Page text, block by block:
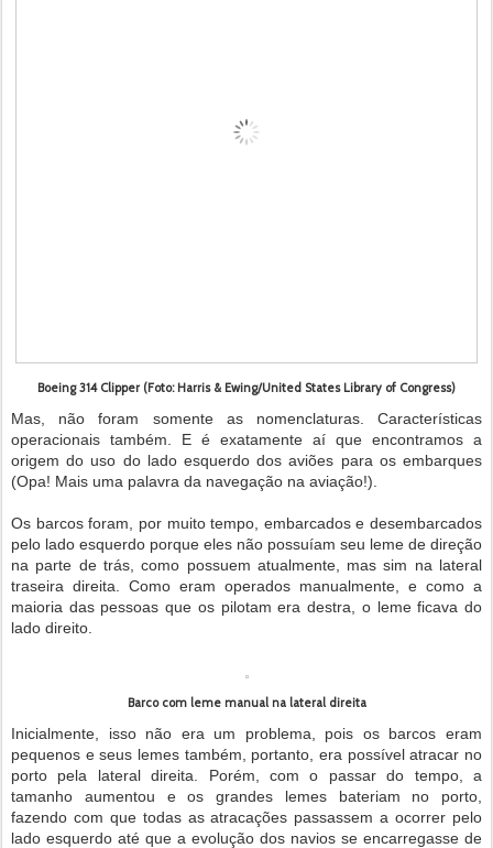
Boeing 314 Clipper (Foto: Harris & Ewing/United States Library of Congress)
Mas, não foram somente as nomenclaturas. Características
operacionais também. E é exatamente aí que encontramos a
origem do uso do lado esquerdo dos aviões para os embarques
(Opa! Mais uma palavra da navegação na aviação!).
Os barcos foram, por muito tempo, embarcados e desembarcados
pelo lado esquerdo porque eles não possuíam seu leme de direção
na parte de trás, como possuem atualmente, mas sim na lateral
traseira direita. Como eram operados manualmente, e como a
maioria das pessoas que os pilotam era destra, o leme ficava do
lado direito.
Barco com leme manual na lateral direita
Inicialmente, isso não era um problema, pois os barcos eram
pequenos e seus lemes também, portanto, era possível atracar no
porto pela lateral direita. Porém, com o passar do tempo, a
tamanho aumentou e os grandes lemes bateriam no porto,
fazendo com que todas as atracações passassem a ocorrer pelo
lado esquerdo até que a evolução dos navios se encarregasse de